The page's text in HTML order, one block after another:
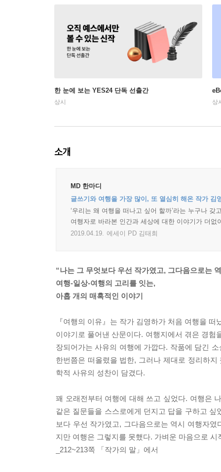
한 눈에 보는 YES24 단독 선출간
상시 상
소개
MD 한마디
글쓰기와 여행을 가장 많이, 또 열심히 해온 작가 김
‘우리는 왜 여행을 떠나고 싶어 할까’라는 누구나
여행자로 바라본 인간과 세상에 대한 이야기가 더없
2019.04.19.
에세이 PD 김태희
“나는 그 무엇보다 우선 작가였고, 그다음으로는
여행-일상-여행의 고리를 잇는,
아홉 개의 매혹적인 이야기
『여행의 이유』는 작가 김영하가 처음 여행을
이야기로 풀어낸 산문이다. 여행지에서 겪은 경
장되어가는 사유의 여행에 가깝다. 작품에 담긴
한번쯤은 떠올렸을 법한, 그러나 제대로 정리하
학적 사유의 성찬이 담겼다.
꽤 오래전부터 여행에 대해 쓰고 싶었다. 여행은
같은 질문들을 스스로에게 던지고 답을 구하고
보다 우선 작가였고, 그다음으로는 역시 여행자
지만 여행은 그렇지를 못했다. 가벼운 마음으로
_212~213쪽 「작가의 말」에서